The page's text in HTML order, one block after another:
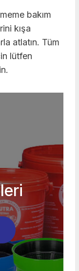
bakım
kışa
atlatın. Tüm
lütfen